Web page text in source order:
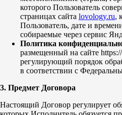
которого Пользователь
страницах сайта lovology.ru,
Пользователь, дате и
собираемые через сервис
Политика
размещенный на сайте
регулирующий порядок
в соответствии с
3. Предмет Договора
Настоящий Договор регулирует